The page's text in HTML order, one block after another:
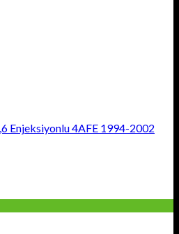
Enjeksiyonlu 4AFE 1994-2002